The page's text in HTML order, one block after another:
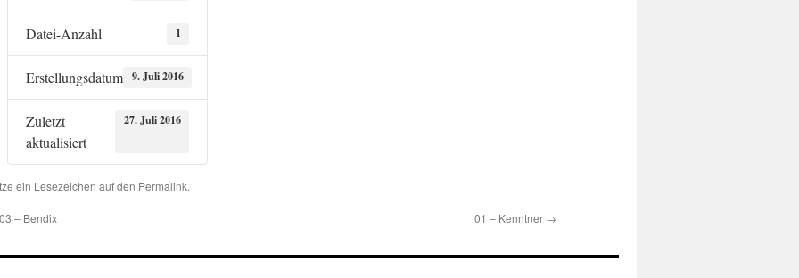
Datei-Anzahl 1
Erstellungsdatum 9. Juli 2016
Zuletzt
aktualisiert
27. Juli 2016
ein Lesezeichen auf den Permalink.
– Bendix 01 – Kenntner →